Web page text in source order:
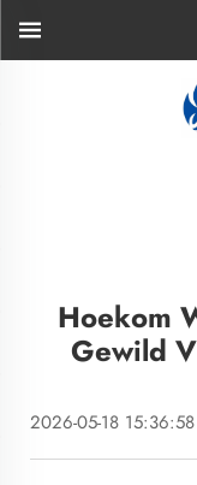
Hoekom
Gewild
2026-05-18 15:36:58